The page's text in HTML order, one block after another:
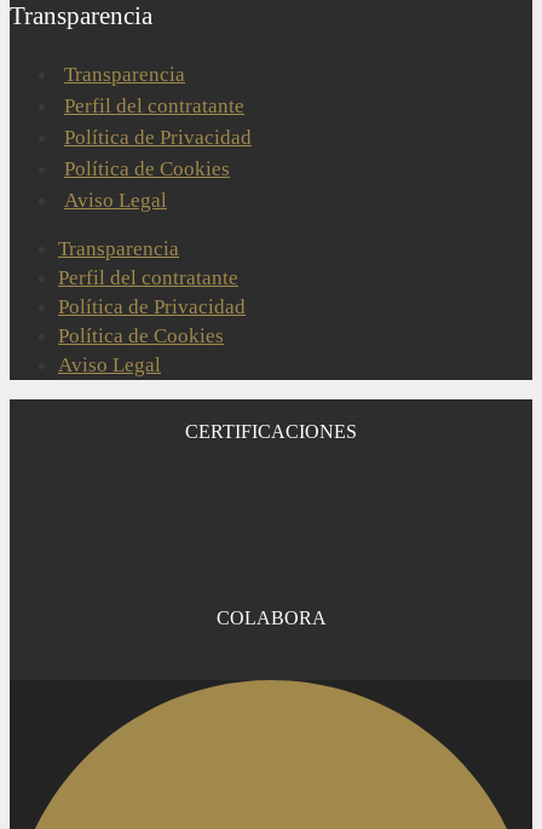
Transparencia
Transparencia
Perfil del contratante
Política de Privacidad
Política de Cookies
Aviso Legal
Transparencia
Perfil del contratante
Política de Privacidad
Política de Cookies
Aviso Legal
CERTIFICACIONES
COLABORA